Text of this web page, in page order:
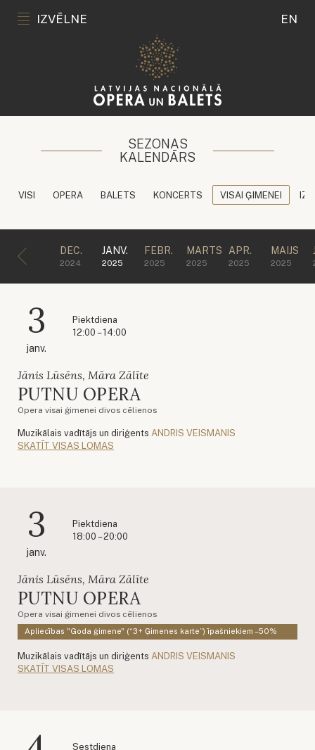
IZVĒLNE EN
SEZONAS
KALENDĀRS
VISI OPERA BALETS KONCERTS VISAI ĢIMENEI
DEC.
2024
JANV.
2025
FEBR.
2025
MARTS
2025
APR.
2025
MAIJS
2025
3
janv.
Piektdiena
12:00 – 14:00
Jānis Lūsēns, Māra Zālīte
PUTNU OPERA
Opera visai ģimenei divos cēlienos
Muzikālais vadītājs un diriģents ANDRIS VEISMANIS
SKATĪT VISAS LOMAS
3
janv.
Piektdiena
18:00 – 20:00
Jānis Lūsēns, Māra Zālīte
PUTNU OPERA
Opera visai ģimenei divos cēlienos
Apliecības "Goda ģimene" (“3+ Ģimenes karte”) īpašniekiem –50%
Muzikālais vadītājs un diriģents ANDRIS VEISMANIS
SKATĪT VISAS LOMAS
Sestdiena